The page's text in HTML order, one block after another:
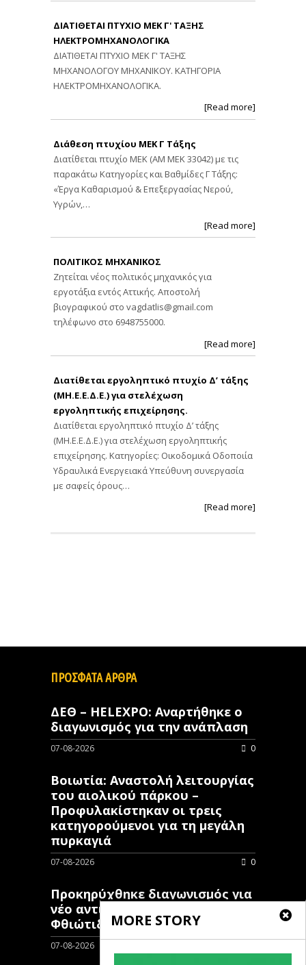
ΔΙΑΤΙΘΕΤΑΙ ΠΤΥΧΙΟ ΜΕΚ Γ' ΤΑΞΗΣ
ΗΛΕΚΤΡΟΜΗΧΑΝΟΛΟΓΙΚΑ
ΔΙΑΤΙΘΕΤΑΙ ΠΤΥΧΙΟ ΜΕΚ Γ' ΤΑΞΗΣ
ΜΗΧΑΝΟΛΟΓΟΥ ΜΗΧΑΝΙΚΟΥ. ΚΑΤΗΓΟΡΙΑ
ΗΛΕΚΤΡΟΜΗΧΑΝΟΛΟΓΙΚΑ.
[Read more]
Διάθεση πτυχίου ΜΕΚ Γ Τάξης
Διατίθεται πτυχίο ΜΕΚ (ΑΜ ΜΕΚ 33042) με τις
παρακάτω Κατηγορίες και Βαθμίδες Γ Τάξης:
«Έργα Καθαρισμού & Επεξεργασίας Νερού,
Υγρών,…
[Read more]
ΠΟΛΙΤΙΚΟΣ ΜΗΧΑΝΙΚΟΣ
Ζητείται νέος πολιτικός μηχανικός για
εργοτάξια εντός Αττικής. Αποστολή
βιογραφικού στο vagdatlis@gmail.com
τηλέφωνο στο 6948755000.
[Read more]
Διατίθεται εργοληπτικό πτυχίο Δ’ τάξης
(ΜΗ.Ε.Ε.Δ.Ε.) για στελέχωση
εργοληπτικής επιχείρησης.
Διατίθεται εργοληπτικό πτυχίο Δ’ τάξης
(ΜΗ.Ε.Ε.Δ.Ε.) για στελέχωση εργοληπτικής
επιχείρησης. Κατηγορίες: Οικοδομικά Οδοποιία
Υδραυλικά Ενεργειακά Υπεύθυνη συνεργασία
με σαφείς όρους…
[Read more]
MORE STORY
ΠΡΟΣΦΑΤΑ ΑΡΘΡΑ
ΔΕΘ – HELEXPO: Αναρτήθηκε ο
διαγωνισμός για την ανάπλαση
07-08-2026 0
Βοιωτία: Αναστολή λειτουργίας
του αιολικού πάρκου –
Προφυλακίστηκαν οι τρεις
κατηγορούμενοι για τη μεγάλη
πυρκαγιά
07-08-2026 0
Προκηρύχθηκε διαγωνισμός για
νέo αντιπλημμυρικό έργο στη
Φθιώτιδα
07-08-2026